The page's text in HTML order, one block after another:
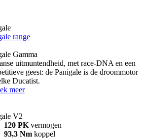
range
Gamma
uitmuntendheid, met race-DNA en een
geest: de Panigale is de droommotor
Ducatist.
meer
V2
120 PK vermogen
93,3 Nm koppel